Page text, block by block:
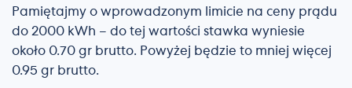
Pamiętajmy o wprowadzonym limicie na ceny prądu
do 2000 kWh – do tej wartości stawka wyniesie
około 0.70 gr brutto. Powyżej będzie to mniej więcej
0.95 gr brutto.